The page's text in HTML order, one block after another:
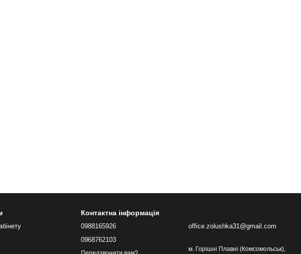
Контактна інформація
0988165926
0968762103
office.zolushka31@gmail.com
м. Горішні Плавні (Комсомольськ),